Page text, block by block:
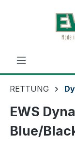
Zum Hauptinhalt
RETTUNG
EWS
Blue/